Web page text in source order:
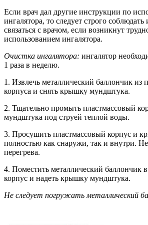
Если врач дал другие инструкции по
ингалятора, то следует строго
связаться с врачом, если возникнут
использованием ингалятора.
Очистка ингалятора: ингалятор
1 раза в неделю.
1. Извлечь металлический баллончик из
корпуса и снять крышку мундштука.
2. Тщательно промыть пластмассовый
мундштука под струей теплой воды.
3. Просушить пластмассовый корпус и
полностью как снаружи, так и внутри.
перегрева.
4. Поместить металлический баллончик
корпус и надеть крышку мундштука.
Не следует погружать металлический